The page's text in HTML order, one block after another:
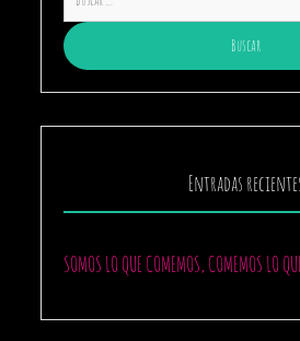
Entradas
SOMOS LO QUE COMEMOS, COMEMOS LO